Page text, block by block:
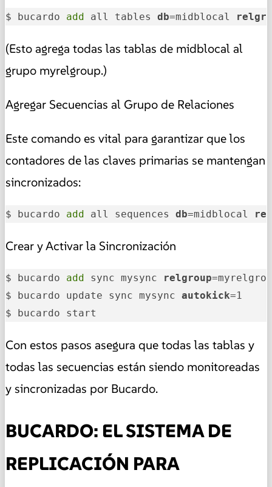
$ bucardo add all tables db=midblocal
(Esto agrega todas las tablas de midblocal al
grupo myrelgroup.)
Agregar Secuencias al Grupo de Relaciones
Este comando es vital para garantizar que los
contadores de las claves primarias se mantengan
sincronizados:
$ bucardo add all sequences db=midblocal
Crear y Activar la Sincronización
$ bucardo add sync mysync relgroup
$ bucardo update sync mysync autokick=1
$ bucardo start
Con estos pasos asegura que todas las tablas y
todas las secuencias están siendo monitoreadas
y sincronizadas por Bucardo.
BUCARDO: EL SISTEMA DE
REPLICACIÓN PARA